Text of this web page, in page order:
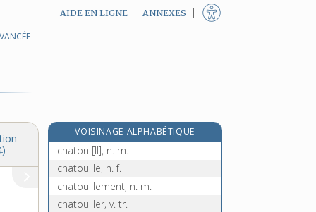
AIDE EN LIGNE ANNEXES
VOISINAGE ALPHABÉTIQUE
chaton [I], n. m.
chaton [II], n. m.
chatouille, n. f.
chatouillement, n. m.
chatouiller, v. tr.